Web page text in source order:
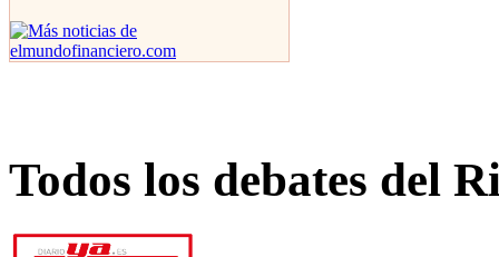
Todos los debates del